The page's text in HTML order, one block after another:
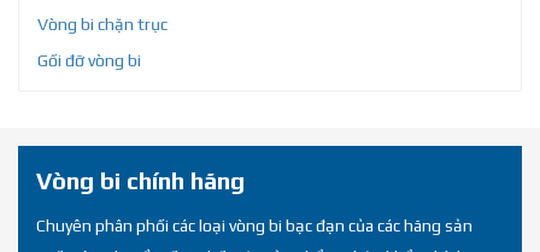
Vòng bi chặn trục
Gối đỡ vòng bi
Vòng bi chính hãng
Chuyên phân phối các loại vòng bi bạc đạn của các hãng sản